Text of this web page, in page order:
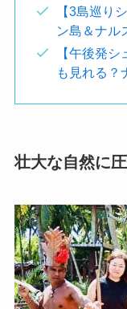
【3島巡り
ン島＆ナル
【午後発
も見れる？
壮大な自然に